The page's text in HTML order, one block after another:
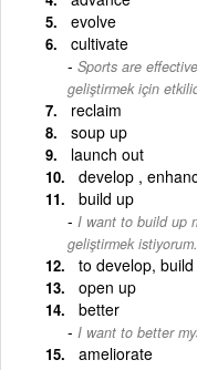
evolve
cultivate
Sports are
geliştirmek için
reclaim
soup up
launch out
develop ,
build up
I want to build up
geliştirmek istiyorum.
to develop,
open up
better
I want to better
ameliorate